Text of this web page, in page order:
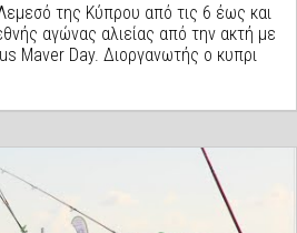
της Κύπρου από τις 6 έως και
αγώνας αλιείας από την ακτή με
Maver Day. Διοργανωτής ο κυπρι